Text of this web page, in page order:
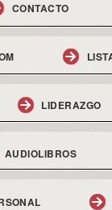
CONTACTO
LIDERAZGO
AUDIOLIBROS